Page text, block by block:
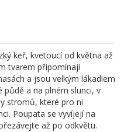
keř, kvetoucí od května až
tvarem připomínají
a jsou velkým lákadlem
půdě a na plném slunci, v
stromů, které pro ni
Poupata se vyvíjejí na
až po odkvětu.